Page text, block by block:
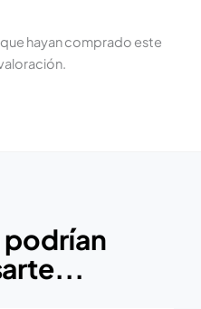
hayan comprado este
podrían